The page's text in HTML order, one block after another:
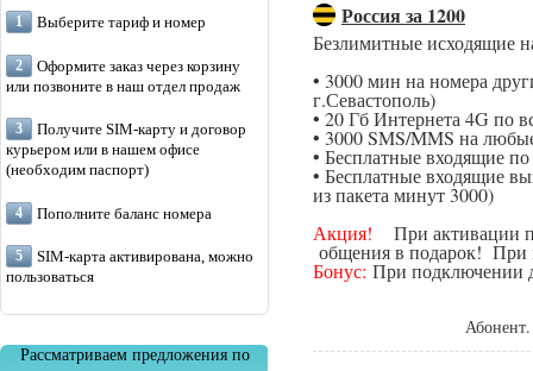
Выберите тариф и номер
Оформите заказ через корзину
или позвоните в наш отдел продаж
Получите SIM-карту и договор
курьером или в нашем офисе
(необходим паспорт)
Пополните баланс номера
SIM-карта активирована, можно
пользоваться
Рассматриваем предложения по
Россия за 1200
Безлимитные исходящие
• 3000 мин на номера
г.Севастополь)
• 20 Гб Интернета 4G по
• 3000 SMS/MMS на
• Бесплатные входящие
• Бесплатные входящие
из пакета минут 3000)
Акция! При активации
общения в подарок! При
Бонус: При подключении